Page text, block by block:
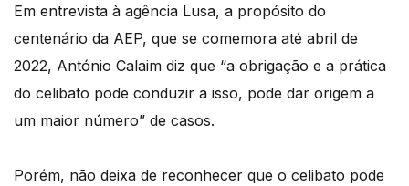
Em entrevista à agência Lusa, a propósito do
centenário da AEP, que se comemora até abril de
2022, António Calaim diz que “a obrigação e a prática
do celibato pode conduzir a isso, pode dar origem a
um maior número” de casos.
Porém, não deixa de reconhecer que o celibato pode